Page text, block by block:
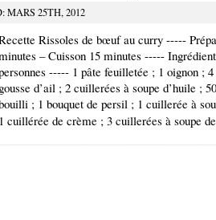
MARS 25TH, 2012
Rissoles de bœuf au curry -----
– Cuisson 15 minutes -----
----- 1 pâte feuilletée ; 1 oignon ;
gousse d’ail ; 2 cuillerées à soupe d’huile ;
; 1 bouquet de persil ; 1 cuillerée à
1 cuillérée de crème ; 3 cuillerées à soupe